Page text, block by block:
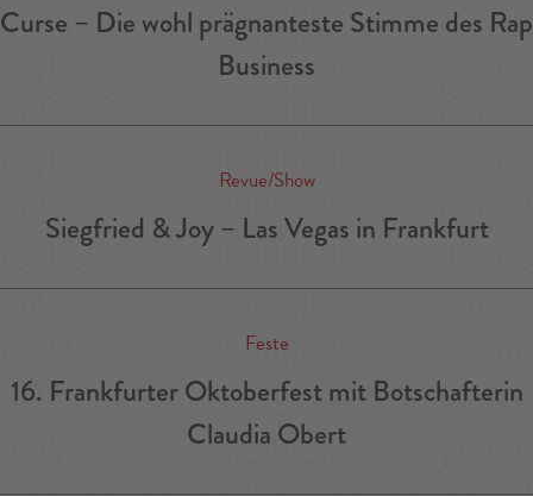
Curse – Die wohl prägnanteste Stimme des Rap
Business
Revue/Show
Siegfried & Joy – Las Vegas in Frankfurt
Feste
16. Frankfurter Oktoberfest mit Botschafterin
Claudia Obert